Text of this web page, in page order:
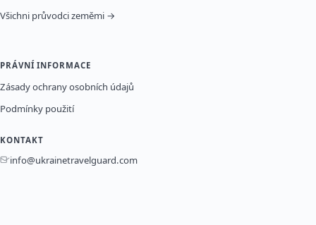
Všichni průvodci zeměmi →
PRÁVNÍ INFORMACE
Zásady ochrany osobních údajů
Podmínky použití
KONTAKT
info@ukrainetravelguard.com